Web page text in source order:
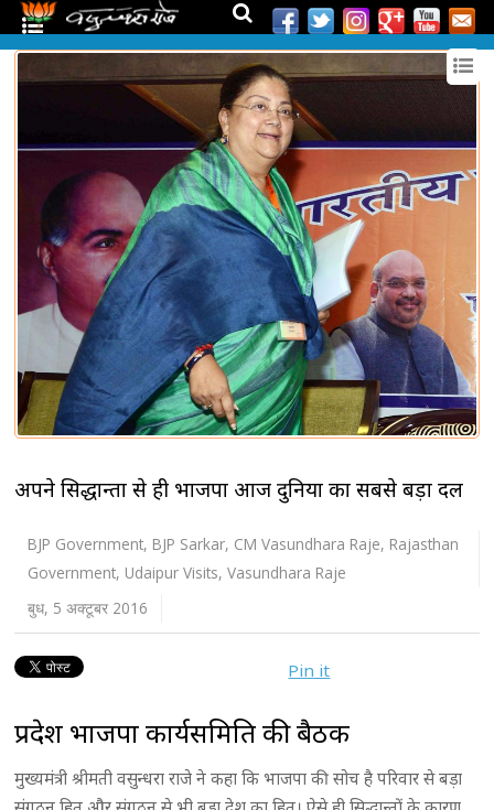
अपने सिद्धान्तों से ही भाजपा आज दुनिया का सबसे बड़ा दल
BJP Government, BJP Sarkar, CM Vasundhara Raje, Rajasthan
Government, Udaipur Visits,Vasundhara Raje
बुध, 5 अक्टूबर 2016
Pin it
प्रदेश भाजपा कार्यसमिति की बैठक
मुख्यमंत्री श्रीमती वसुन्धरा राजे ने कहा कि भाजपा की सोच है परिवार से बड़ा